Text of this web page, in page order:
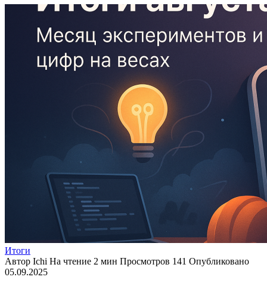
Итоги
Автор Ichi На чтение 2 мин Просмотров 141 Опубликовано
05.09.2025